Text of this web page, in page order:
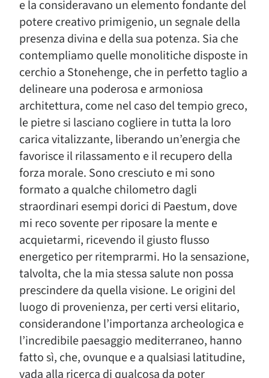
e la consideravano un elemento fondante del
potere creativo primigenio, un segnale della
presenza divina e della sua potenza. Sia che
contempliamo quelle monolitiche disposte in
cerchio a Stonehenge, che in perfetto taglio a
delineare una poderosa e armoniosa
architettura, come nel caso del tempio greco,
le pietre si lasciano cogliere in tutta la loro
carica vitalizzante, liberando un’energia che
favorisce il rilassamento e il recupero della
forza morale. Sono cresciuto e mi sono
formato a qualche chilometro dagli
straordinari esempi dorici di Paestum, dove
mi reco sovente per riposare la mente e
acquietarmi, ricevendo il giusto flusso
energetico per ritemprarmi. Ho la sensazione,
talvolta, che la mia stessa salute non possa
prescindere da quella visione. Le origini del
luogo di provenienza, per certi versi elitario,
considerandone l’importanza archeologica e
l’incredibile paesaggio mediterraneo, hanno
fatto sì, che, ovunque e a qualsiasi latitudine,
vada alla ricerca di qualcosa da poter